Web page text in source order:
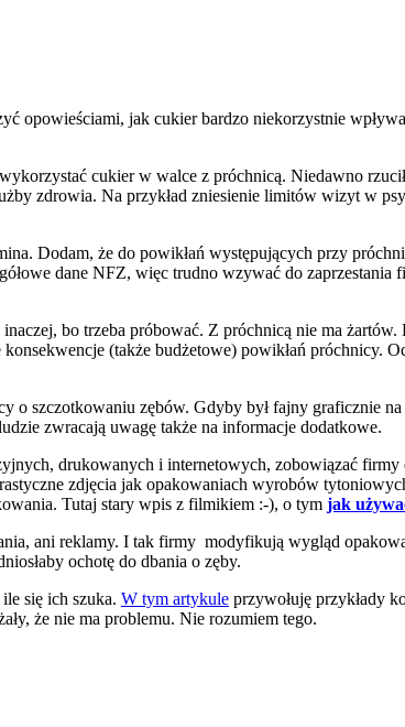
opowieściami, jak cukier bardzo niekorzystnie
cukier w walce z próchnicą. Niedawno
zdrowia. Na przykład zniesienie limitów wizyt w
Dodam, że do powikłań występujących przy
dane NFZ, więc trudno wzywać do
bo trzeba próbować. Z próchnicą nie ma
(także budżetowe) powikłań próchnicy.
o szczotkowaniu zębów. Gdyby był fajny graficznie
zwracają uwagę także na informacje dodatkowe.
drukowanych i internetowych, zobowiązać
zdjęcia jak opakowaniach wyrobów
Tutaj stary wpis z filmikiem :-), o tym jak
ani reklamy. I tak firmy modyfikują wygląd
ochotę do dbania o zęby.
się ich szuka. W tym artykule przywołuję przykłady
że nie ma problemu. Nie rozumiem tego.